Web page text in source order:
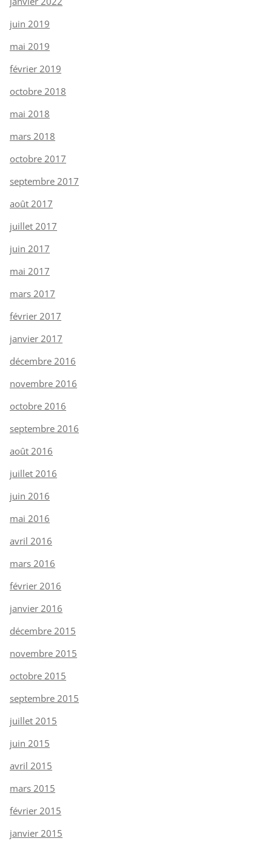
juin 2019
mai 2019
février 2019
octobre 2018
mai 2018
mars 2018
octobre 2017
septembre 2017
août 2017
juillet 2017
juin 2017
mai 2017
mars 2017
février 2017
janvier 2017
décembre 2016
novembre 2016
octobre 2016
septembre 2016
août 2016
juillet 2016
juin 2016
mai 2016
avril 2016
mars 2016
février 2016
janvier 2016
décembre 2015
novembre 2015
octobre 2015
septembre 2015
juillet 2015
juin 2015
avril 2015
mars 2015
février 2015
janvier 2015